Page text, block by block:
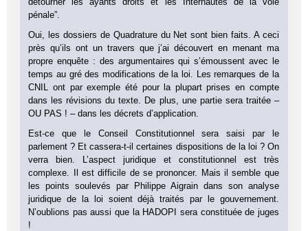
pénale”.
Oui, les dossiers de Quadrature du Net sont bien faits. A ceci
près qu’ils ont un travers que j’ai découvert en menant ma
propre enquête : des argumentaires qui s’émoussent avec le
temps au gré des modifications de la loi. Les remarques de la
CNIL ont par exemple été pour la plupart prises en compte
dans les révisions du texte. De plus, une partie sera traitée –
OU PAS ! – dans les décrets d’application.
Est-ce que le Conseil Constitutionnel sera saisi par le
parlement ? Et cassera-t-il certaines dispositions de la loi ? On
verra bien. L’aspect juridique et constitutionnel est très
complexe. Il est difficile de se prononcer. Mais il semble que
les points soulevés par Philippe Aigrain dans son analyse
juridique de la loi soient déjà traités par le gouvernement.
N’oublions pas aussi que la HADOPI sera constituée de juges
!